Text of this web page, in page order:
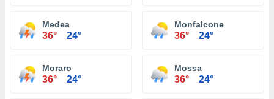
Medea
36° 24°
Monfalcone
36° 24°
Moraro
36° 24°
Mossa
36° 24°